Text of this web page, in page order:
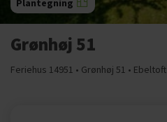
Plantegning
Grønhøj 51
Feriehus 14951 • Grønhøj 51 • Ebeltoft